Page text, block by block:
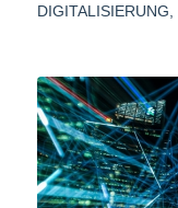
DIGITALISIERUNG